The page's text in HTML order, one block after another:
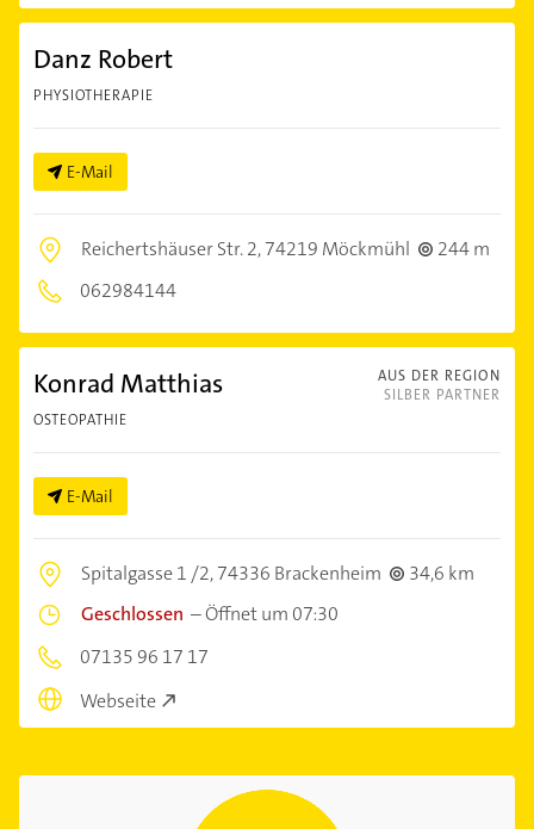
Danz Robert
PHYSIOTHERAPIE
E-Mail
Reichertshäuser Str. 2,74219 Möckmühl
244 m
062984144
AUS DER REGION
SILBER PARTNER
Konrad Matthias
OSTEOPATHIE
E-Mail
Spitalgasse 1 /2,74336 Brackenheim
34,6 km
Geschlossen –Öffnet um 07:30
07135 96 17 17
Webseite